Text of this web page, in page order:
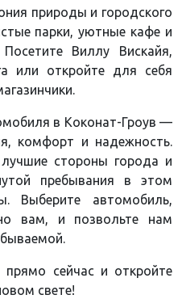
природы и городского
парки, уютные кафе и
Виллу Вискайя,
или откройте для себя
в Коконат-Гроув —
комфорт и надежность.
стороны города и
пребывания в этом
Выберите автомобиль,
вам, и позвольте нам
прямо сейчас и откройте
свете!